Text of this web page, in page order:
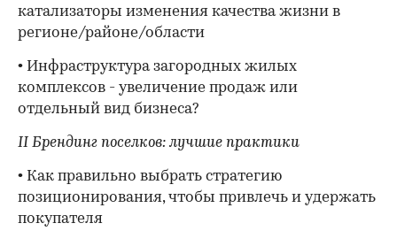
катализаторы изменения качества жизни в
регионе/районе/области
• Инфраструктура загородных жилых
комплексов - увеличение продаж или
отдельный вид бизнеса?
II Брендинг поселков: лучшие практики
• Как правильно выбрать стратегию
позиционирования, чтобы привлечь и удержать
покупателя